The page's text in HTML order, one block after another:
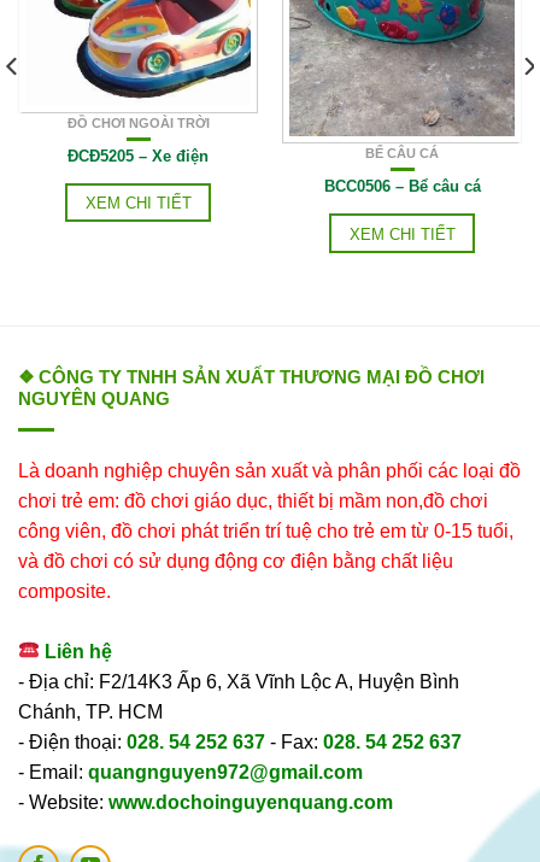
ĐỒ CHƠI NGOÀI TRỜI
ĐCĐ5205 – Xe điện
XEM CHI TIẾT
BỂ CÂU CÁ
BCC0506 – Bể câu cá
XEM CHI TIẾT
❖ CÔNG TY TNHH SẢN XUẤT THƯƠNG MẠI ĐỒ CHƠI
NGUYÊN QUANG
Là doanh nghiệp chuyên sản xuất và phân phối các loại đồ
chơi trẻ em: đồ chơi giáo dục, thiết bị mầm non,đồ chơi
công viên, đồ chơi phát triển trí tuệ cho trẻ em từ 0-15 tuổi,
và đồ chơi có sử dụng động cơ điện bằng chất liệu
composite.
Liên hệ
- Địa chỉ: F2/14K3 Ấp 6, Xã Vĩnh Lộc A, Huyện Bình
Chánh, TP. HCM
- Điện thoại: 028. 54 252 637 - Fax: 028. 54 252 637
- Email: quangnguyen972@gmail.com
- Website: www.dochoinguyenquang.com